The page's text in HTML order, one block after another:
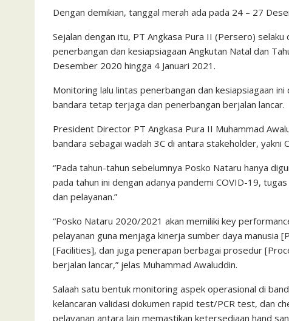
Dengan demikian, tanggal merah ada pada 24 – 27
Sejalan dengan itu, PT Angkasa Pura II (Persero)
penerbangan dan kesiapsiagaan Angkutan Natal dan
Desember 2020 hingga 4 Januari 2021.
Monitoring lalu lintas penerbangan dan kesiapsiagaan
bandara tetap terjaga dan penerbangan berjalan lancar.
President Director PT Angkasa Pura II Muhammad
bandara sebagai wadah 3C di antara stakeholder, yakni
“Pada tahun-tahun sebelumnya Posko Nataru hanya
pada tahun ini dengan adanya pandemi COVID-19,
dan pelayanan.”
“Posko Nataru 2020/2021 akan memiliki key
pelayanan guna menjaga kinerja sumber daya manusia
[Facilities], dan juga penerapan berbagai prosedur
berjalan lancar,” jelas Muhammad Awaluddin.
Salaah satu bentuk monitoring aspek operasional di
kelancaran validasi dokumen rapid test/PCR test, dan
pelayanan antara lain memastikan ketersediaan hand